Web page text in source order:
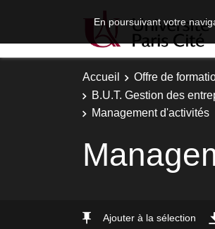
En poursuivant votre
Accueil Offre de
B.U.T. Gestion des
Management d'activités
Ajouter à la sélection